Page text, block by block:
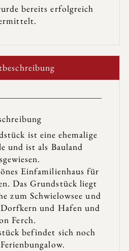
bereits erfolgreich
ist eine ehemalige
und ist als Bauland
Einfamilienhaus für
Das Grundstück liegt
zum Schwielowsee und
und Hafen und
Ferch.
befindet sich noch